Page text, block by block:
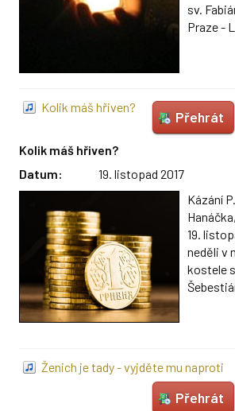
Farní tábor
Biřmování
Eucharistie
Manželství
Smíření
Pomazání nemocných
Pohřební obřady
FARNOST
sv.
Praze -
Kolik máš hřiven?
Přehrát
Kolik máš hřiven?
Datum:
19. listopad 2017
Kázání
19.
neděli v
kostele
Ženich je tady - vyjděte mu naproti
Přehrát